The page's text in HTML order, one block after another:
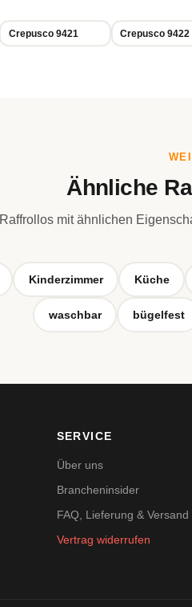
Crepusco 9421 Crepusco 9422
Ähnliche
Raffrollos mit ähnlichen
Kinderzimmer Küche
waschbar bügelfest
SERVICE
Über uns
Brancheninsider
FAQ, Lieferung & Versand
Vertrag widerrufen